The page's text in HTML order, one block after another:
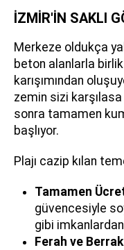
İZMİR'İN SAKLI
Merkeze oldukça
beton alanlarla
karışımından
zemin sizi
sonra tamamen
başlıyor.
Plajı cazip kılan
Tamamen
güvencesiyle
gibi
Ferah ve